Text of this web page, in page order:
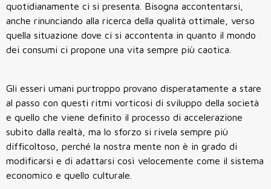
quotidianamente ci si presenta. Bisogna accontentarsi,
anche rinunciando alla ricerca della qualità ottimale, verso
quella situazione dove ci si accontenta in quanto il mondo
dei consumi ci propone una vita sempre più caotica.
Gli esseri umani purtroppo provano disperatamente a stare
al passo con questi ritmi vorticosi di sviluppo della società
e quello che viene definito il processo di accelerazione
subito dalla realtà, ma lo sforzo si rivela sempre più
difficoltoso, perché la nostra mente non è in grado di
modificarsi e di adattarsi così velocemente come il sistema
economico e quello culturale.